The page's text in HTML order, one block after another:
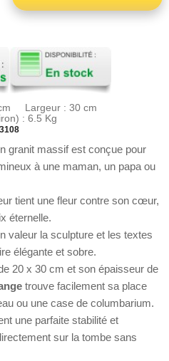
Largeur : 30 cm
: 6.5 Kg
granit massif est conçue pour
à une maman, un papa ou
tient une fleur contre son cœur,
éternelle.
valeur la sculpture et les textes
élégante et sobre.
20 x 30 cm et son épaisseur de
trouve facilement sa place
ou une case de columbarium.
une parfaite stabilité et
sur la tombe sans